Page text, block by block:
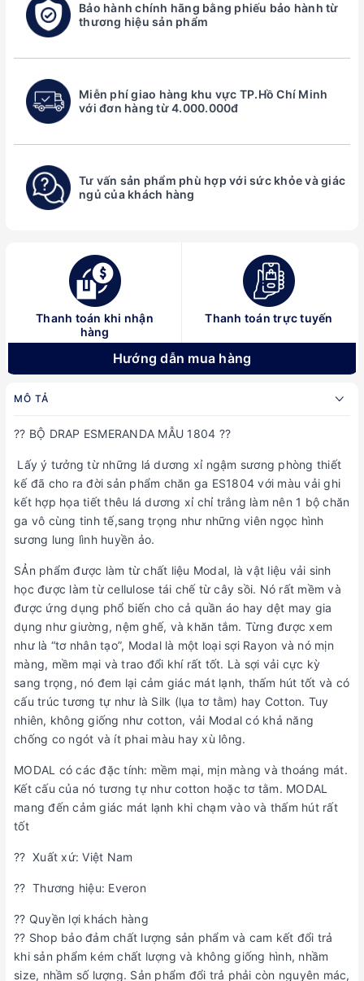
Bảo hành chính hãng bằng phiếu bảo hành từ
thương hiệu sản phẩm
Miễn phí giao hàng khu vực TP.Hồ Chí Minh
với đơn hàng từ 4.000.000đ
Tư vấn sản phẩm phù hợp với sức khỏe và giác
ngủ của khách hàng
Thanh toán khi nhận
hàng
Thanh toán trực tuyến
Hướng dẫn mua hàng
MÔ TẢ
?? BỘ DRAP ESMERANDA MẪU 1804 ??
Lấy ý tưởng từ những lá dương xỉ ngậm sương phòng thiết
kế đã cho ra đời sản phẩm chăn ga ES1804 với màu vải ghi
kết hợp họa tiết thêu lá dương xỉ chỉ trắng làm nên 1 bộ chăn
ga vô cùng tinh tế,sang trọng như những viên ngọc hình
sương lung lình huyền ảo.
SẢn phẩm được làm từ chất liệu Modal, là vật liệu vải sinh
học được làm từ cellulose tái chế từ cây sồi. Nó rất mềm và
được ứng dụng phổ biến cho cả quần áo hay dệt may gia
dụng như giường, nệm ghế, và khăn tắm. Từng được xem
như là “tơ nhân tạo”, Modal là một loại sợi Rayon và nó mịn
màng, mềm mại và trao đổi khí rất tốt. Là sợi vải cực kỳ
sang trọng, nó đem lại cảm giác mát lạnh, thấm hút tốt và có
cấu trúc tương tự như là Silk (lụa tơ tằm) hay Cotton. Tuy
nhiên, không giống như cotton, vải Modal có khả năng
chống co ngót và ít phai màu hay xù lông.
MODAL có các đặc tính: mềm mại, mịn màng và thoáng mát.
Kết cấu của nó tương tự như cotton hoặc tơ tằm. MODAL
mang đến cảm giác mát lạnh khi chạm vào và thấm hút rất
tốt
?? Xuất xứ: Việt Nam
?? Thương hiệu: Everon
?? Quyền lợi khách hàng
?? Shop bảo đảm chất lượng sản phẩm và cam kết đổi trả
khi sản phẩm kém chất lượng và không giống hình, nhầm
size, nhầm số lượng. Sản phẩm đổi trả phải còn nguyên mác,